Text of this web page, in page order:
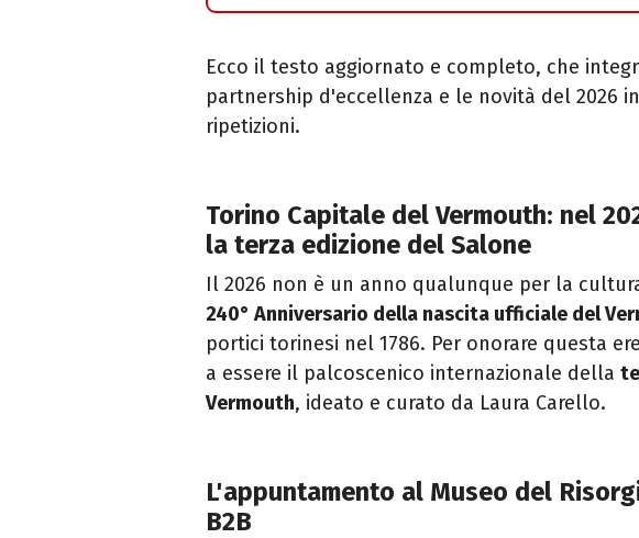
Ecco il testo aggiornato e completo, che
partnership d'eccellenza e le novità del 2026
ripetizioni.
Torino Capitale del Vermouth: nel
la terza edizione del Salone
Il 2026 non è un anno qualunque per la
240° Anniversario della nascita ufficiale del
portici torinesi nel 1786. Per onorare questa
a essere il palcoscenico internazionale della
Vermouth, ideato e curato da Laura Carello.
L'appuntamento al Museo del
B2B